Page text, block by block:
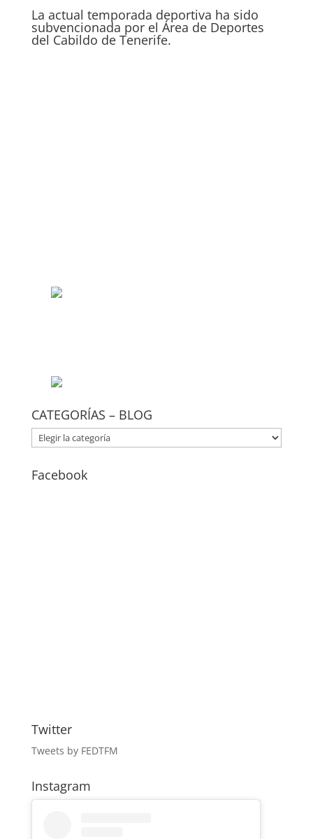
La actual temporada deportiva ha sido
subvencionada por el Área de Deportes
del Cabildo de Tenerife.
CATEGORÍAS – BLOG
CATEGORÍAS
–
Facebook
Twitter
Tweets by FEDTFM
Instagram